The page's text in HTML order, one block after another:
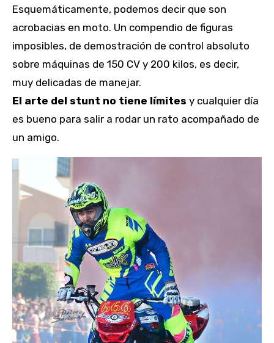
Esquemáticamente, podemos decir que son
acrobacias en moto. Un compendio de figuras
imposibles, de demostración de control absoluto
sobre máquinas de 150 CV y 200 kilos, es decir,
muy delicadas de manejar.
El arte del stunt no tiene límites y cualquier día
es bueno para salir a rodar un rato acompañado de
un amigo.